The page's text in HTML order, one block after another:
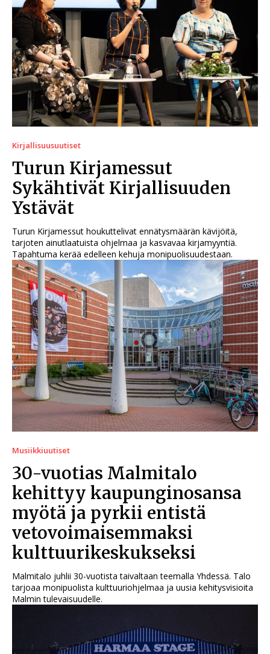
Kirjallisuusuutiset
Turun Kirjamessut
Sykähtivät Kirjallisuuden
Ystävät
Turun Kirjamessut houkuttelivat ennätysmäärän kävijöitä,
tarjoten ainutlaatuista ohjelmaa ja kasvavaa kirjamyyntiä.
Tapahtuma kerää edelleen kehuja monipuolisuudestaan.
Musiikkiuutiset
30-vuotias Malmitalo
kehittyy kaupunginosansa
myötä ja pyrkii entistä
vetovoimaisemmaksi
kulttuurikeskukseksi
Malmitalo juhlii 30-vuotista taivaltaan teemalla Yhdessä. Talo
tarjoaa monipuolista kulttuuriohjelmaa ja uusia kehitysvisioita
Malmin tulevaisuudelle.